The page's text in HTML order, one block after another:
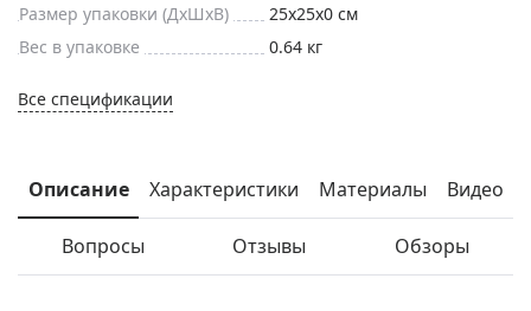
Размер упаковки (ДxШxВ)
25x25x0 см
Вес в упаковке
0.64 кг
Все спецификации
Описание Характеристики Материалы Видео
Вопросы Отзывы Обзоры